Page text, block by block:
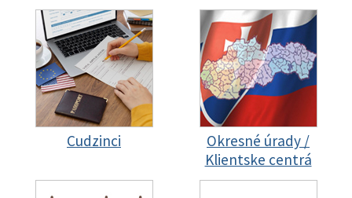
Cudzinci
Okresné úrady /
Klientske centrá